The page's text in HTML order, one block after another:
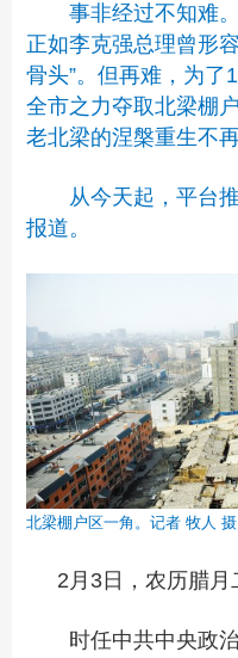
事非经过不知难。
正如李克强总理曾形
骨头”。但再难，为了
全市之力夺取北梁棚
老北梁的涅槃重生不再
从今天起，平台推
报道。
北梁棚户区一角。记者 牧人 摄
2月3日，农历腊月
时任中共中央政治